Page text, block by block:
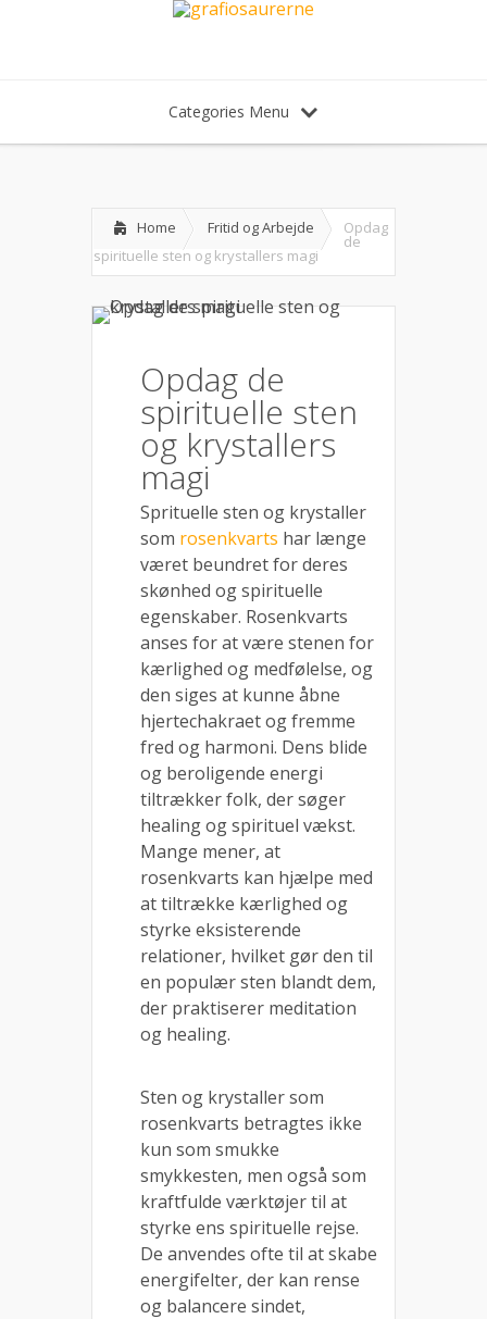
Categories Menu
Home Fritid og Arbejde Opdag
de
spirituelle sten og krystallers magi
Opdag de
spirituelle sten
og krystallers
magi
Sprituelle sten og krystaller
som rosenkvarts har længe
været beundret for deres
skønhed og spirituelle
egenskaber. Rosenkvarts
anses for at være stenen for
kærlighed og medfølelse, og
den siges at kunne åbne
hjertechakraet og fremme
fred og harmoni. Dens blide
og beroligende energi
tiltrækker folk, der søger
healing og spirituel vækst.
Mange mener, at
rosenkvarts kan hjælpe med
at tiltrække kærlighed og
styrke eksisterende
relationer, hvilket gør den til
en populær sten blandt dem,
der praktiserer meditation
og healing.
Sten og krystaller som
rosenkvarts betragtes ikke
kun som smukke
smykkesten, men også som
kraftfulde værktøjer til at
styrke ens spirituelle rejse.
De anvendes ofte til at skabe
energifelter, der kan rense
og balancere sindet,